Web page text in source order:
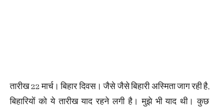
तारीख 22 मार्च। बिहार दिवस। जैसे जैसे बिहारी अस्मिता जाग रही है,
बिहारियों को ये तारीख याद रहने लगी है। मुझे भी याद थी। कुछ